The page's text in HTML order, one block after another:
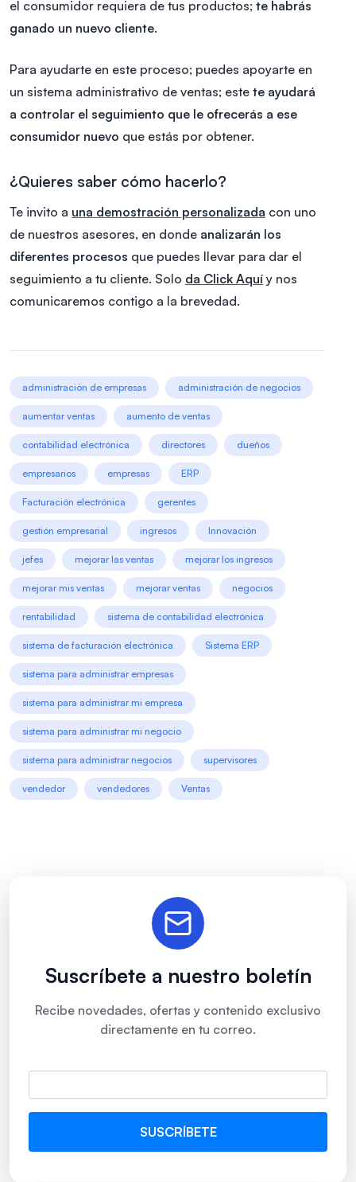
el consumidor requiera de tus productos; te habrás
ganado un nuevo cliente.
Para ayudarte en este proceso; puedes apoyarte en
un sistema administrativo de ventas; este te ayudará
a controlar el seguimiento que le ofrecerás a ese
consumidor nuevo que estás por obtener.
¿Quieres saber cómo hacerlo?
Te invito a una demostración personalizada con uno
de nuestros asesores, en donde analizarán los
diferentes procesos que puedes llevar para dar el
seguimiento a tu cliente. Solo da Click Aquí y nos
comunicaremos contigo a la brevedad.
administración de empresas administración de negocios
aumentar ventas aumento de ventas
contabilidad electrónica directores dueños
empresarios empresas ERP
Facturación electrónica gerentes
gestión empresarial ingresos Innovación
jefes mejorar las ventas mejorar los ingresos
mejorar mis ventas mejorar ventas negocios
rentabilidad sistema de contabilidad electrónica
sistema de facturación electrónica Sistema ERP
sistema para administrar empresas
sistema para administrar mi empresa
sistema para administrar mi negocio
sistema para administrar negocios supervisores
vendedor vendedores Ventas
Suscríbete a nuestro boletín
Recibe novedades, ofertas y contenido exclusivo
directamente en tu correo.